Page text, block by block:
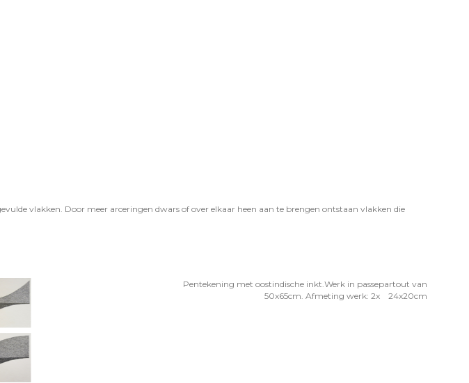
vlakken. Door meer arceringen dwars of over elkaar heen aan te brengen ontstaan vlakken die
Pentekening met oostindische inkt.Werk in passepartout van
50x65cm. Afmeting werk: 2x 24x20cm